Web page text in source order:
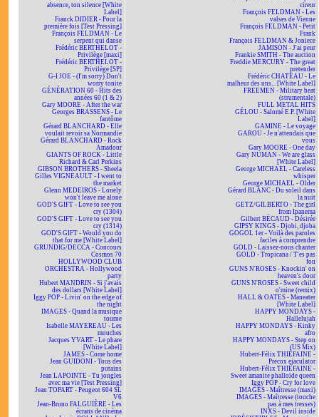
absence, ton silence [White
Label]
Franck DIDIER - Pour la
première fois [Test Pressing]
François FELDMAN - Le
serpent qui danse
Frédéric BERTHELOT -
Privilège [maxi]
Frédéric BERTHELOT -
Privilège [SP]
G-I JOE - (I'm sorry) Don't
worry tonite
GÉNÉRATION 60 - Hits des
années 60 (1 & 2)
Gary MOORE - After the war
Georges BRASSENS - Le
fantôme
Gérard BLANCHARD - Elle
voulait revoir sa Normandie
Gérard BLANCHARD - Rock
Amadour
GIANTS OF ROCK - Little
Richard & Carl Perkins
GIBSON BROTHERS - Sheela
Gilles VIGNEAULT - I went to
the market
Glenn MEDEIROS - Lonely
won't leave me alone
GOD'S GIFT - Love to see you
cry (1304)
GOD'S GIFT - Love to see you
cry (1314)
GOD'S GIFT - Would you do
that for me [White Label]
GRUNDIG/DECCA - Concours
Cosmos 70
HOLLYWOOD CLUB
ORCHESTRA - Hollywood
party
Hubert MANDRIN - Si j'avais
des dollars [White Label]
Iggy POP - Livin' on the edge of
the night
IMAGES - Quand la musique
tourne
Isabelle MAYEREAU - Les
mouches
Jacques YVART - Le phare
[White Label]
JAMES - Come home
Jean GUIDONI - Tous des
putains
Jean LAPOINTE - Tu jongles
avec ma vie [Test Pressing]
Jean TOPART - Peugeot 604 SL
V6
Jean-Bruno FALGUIÈRE - Les
écrans de cinéma
cireur
François FELDMAN - Les
valses de Vienne
François FELDMAN - Petit
Frank
François FELDMAN & Joniece
JAMISON - J'ai peur
Frankie SMITH - The auction
Freddie MERCURY - The great
pretender
Frédéric CHATEAU - Le
malheur des uns... [White Label]
FREEMEN - Military beat
(strumentale)
FULL METAL HITS
GÉLOU - Salomé E.P. [White
Label]
GAMINE - Le voyage
GAROU - Je n'attendais que
vous
Gary MOORE - One day
Gary NUMAN - We are glass
[White Label]
George MICHAEL - Careless
whisper
George MICHAEL - Older
Gérard BLANC - Du soleil dans
la nuit
GETZ/GILBERTO - The girl
from Ipanema
Gilbert BÉCAUD - Désirée
GIPSY KINGS - Djobi, djoba
GOGOL 1er - Voilà des paroles
faciles à comprendre
GOLD - Laissez-nous chanter
GOLD - Tropicana / T'es pas
fou
GUNS N'ROSES - Knockin' on
heaven's door
GUNS N'ROSES - Sweet child
o'mine (remix)
HALL & OATES - Maneater
[White Label]
HAPPY MONDAYS -
Hallelujah
HAPPY MONDAYS - Kinky
afro
HAPPY MONDAYS - Step on
(US Mix)
Hubert-Félix THIÉFAINE -
Precox ejaculator
Hubert-Félix THIÉFAINE -
Sweet amanite phalloïde queen
Iggy POP - Cry for love
IMAGES - Maîtresse (maxi)
IMAGES - Maîtresse (touche
pas à mes tresses)
INXS - Devil inside